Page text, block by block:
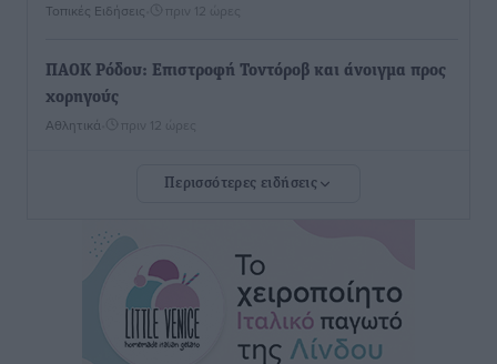
Τοπικές Ειδήσεις πριν 12 ώρες
ΠΑΟΚ Ρόδου: Επιστροφή Τοντόροβ και άνοιγμα προς
χορηγούς
Αθλητικά πριν 12 ώρες
Rhodes Beyond Summer – Εκεί που το καλοκαίρι
Τοπικές Ειδήσεις
Κικίλιας: Μειώθηκαν κατά 34% οι μεταναστευτικές
ροές στα θαλάσσια σύνορα
πριν 12 ώρες
Περισσότερες ειδήσεις